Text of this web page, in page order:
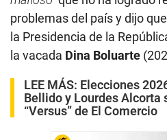
problemas del país y dijo
la Presidencia de la
la vacada Dina Boluarte
LEE MÁS: Elecciones
Bellido y Lourdes Alcorta
“Versus” de El Comercio